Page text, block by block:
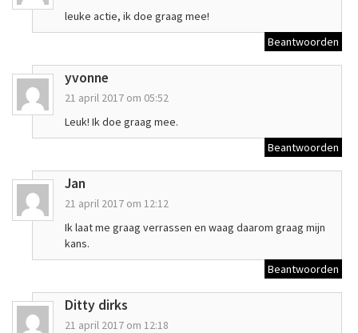
leuke actie, ik doe graag mee!
Beantwoorden
yvonne
21 april 2017 om 05:52
Leuk! Ik doe graag mee.
Beantwoorden
Jan
21 april 2017 om 12:12
Ik laat me graag verrassen en waag daarom graag mijn
kans.
Beantwoorden
Ditty dirks
21 april 2017 om 12:18